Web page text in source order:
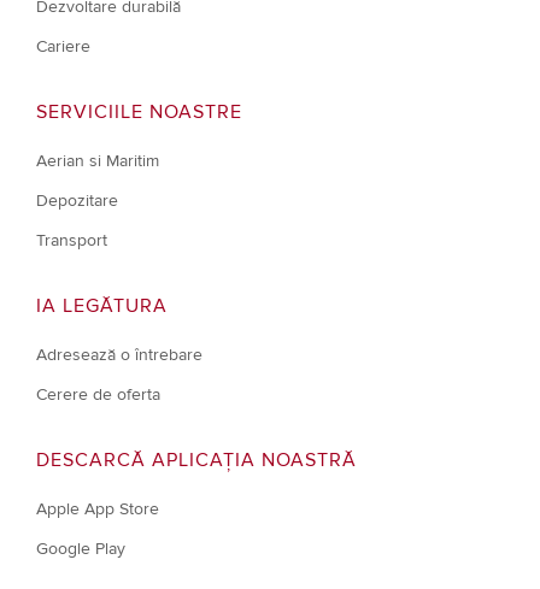
Dezvoltare durabilă
Cariere
SERVICIILE NOASTRE
Aerian si Maritim
Depozitare
Transport
IA LEGĂTURA
Adresează o întrebare
Cerere de oferta
DESCARCĂ APLICAȚIA NOASTRĂ
Apple App Store
Google Play